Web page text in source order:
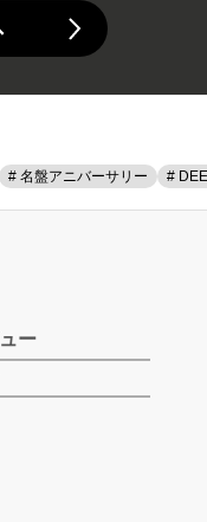
# 名盤アニバーサリー #
ー